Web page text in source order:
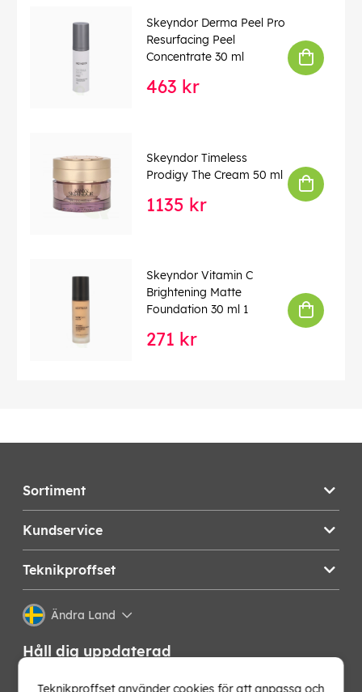
Skeyndor Derma Peel Pro
Resurfacing Peel
Concentrate 30 ml
463 kr
Skeyndor Timeless
Prodigy The Cream 50 ml
1135 kr
Skeyndor Vitamin C
Brightening Matte
Foundation 30 ml 1
271 kr
Sortiment
Kundservice
Teknikproffset
Ändra Land
Håll dig uppdaterad
Få de senaste nyheterna, hetaste erbjudandena och
Teknikproffset använder cookies för att anpassa och